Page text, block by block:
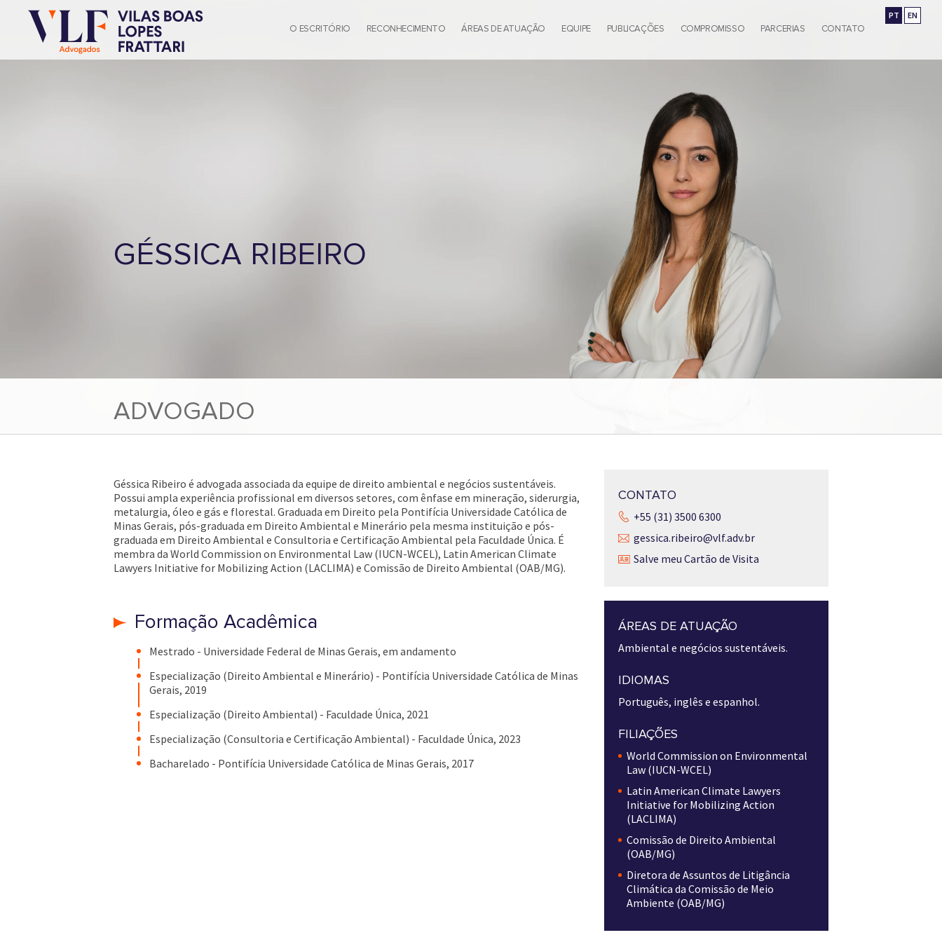
PT EN
O ESCRITÓRIO RECONHECIMENTO ÁREAS DE ATUAÇÃO EQUIPE PUBLICAÇÕES COMPROMISSO PARCERIAS CONTATO
GÉSSICA RIBEIRO
ADVOGADO
Géssica Ribeiro é advogada associada da equipe de direito ambiental e negócios sustentáveis.
Possui ampla experiência profissional em diversos setores, com ênfase em mineração, siderurgia,
metalurgia, óleo e gás e florestal. Graduada em Direito pela Pontifícia Universidade Católica de
Minas Gerais, pós-graduada em Direito Ambiental e Minerário pela mesma instituição e pós-
graduada em Direito Ambiental e Consultoria e Certificação Ambiental pela Faculdade Única. É
membra da World Commission on Environmental Law (IUCN-WCEL), Latin American Climate
Lawyers Initiative for Mobilizing Action (LACLIMA) e Comissão de Direito Ambiental (OAB/MG).
Formação Acadêmica
Mestrado - Universidade Federal de Minas Gerais, em andamento
Especialização (Direito Ambiental e Minerário) - Pontifícia Universidade Católica de Minas
Gerais, 2019
Especialização (Direito Ambiental) - Faculdade Única, 2021
Especialização (Consultoria e Certificação Ambiental) - Faculdade Única, 2023
Bacharelado - Pontifícia Universidade Católica de Minas Gerais, 2017
CONTATO
+55 (31) 3500 6300
gessica.ribeiro@vlf.adv.br
Salve meu Cartão de Visita
ÁREAS DE ATUAÇÃO
Ambiental e negócios sustentáveis.
IDIOMAS
Português, inglês e espanhol.
FILIAÇÕES
World Commission on Environmental
Law (IUCN-WCEL)
Latin American Climate Lawyers
Initiative for Mobilizing Action
(LACLIMA)
Comissão de Direito Ambiental
(OAB/MG)
Diretora de Assuntos de Litigância
Climática da Comissão de Meio
Ambiente (OAB/MG)